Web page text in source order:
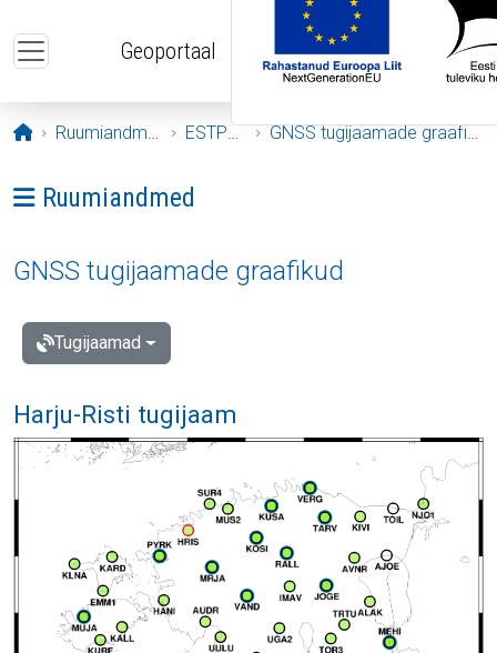
Geoportaal
Avaleht
Ruumiandmed ESTPOS GNSS tugijaamade graafikud
Ava menüü: Ruumiandmed
Ruumiandmed
GNSS tugijaamade graafikud
Tugijaamad
Harju-Risti tugijaam